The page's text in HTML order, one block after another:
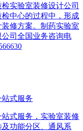
实验室装修设计公司
中心的过程中，形成
修方案。制药实验室
司全国业务咨询电
式服务
式服务，实验室装修
功能分区、通风系